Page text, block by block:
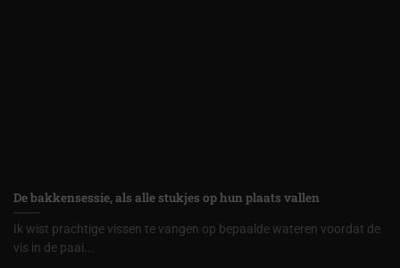
De bakkensessie, als alle stukjes op hun plaats vallen
Ik wist prachtige vissen te vangen op bepaalde wateren voordat de
vis in de paai...